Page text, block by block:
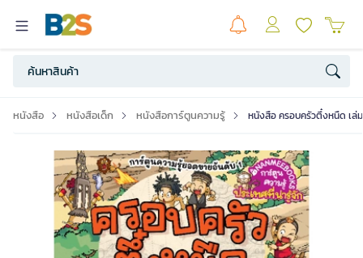
หนังสือ หนังสือเด็ก หนังสือการ์ตูนความรู้ หนังสือ ครอบครัวตึ๋งหนืด เล่